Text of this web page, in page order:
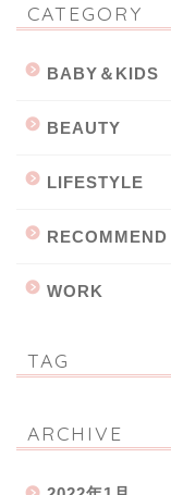
CATEGORY
BABY＆KIDS
BEAUTY
LIFESTYLE
RECOMMEND
WORK
TAG
ARCHIVE